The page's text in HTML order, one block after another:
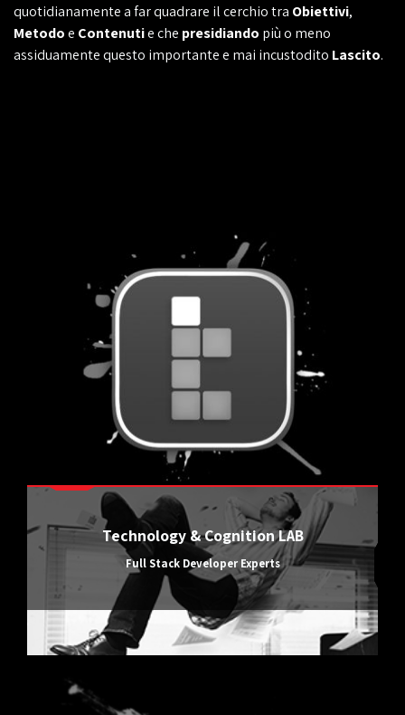
quotidianamente a far quadrare il cerchio tra Obiettivi,
Metodoe Contenutie che presidiando più o meno
assiduamente questo importante e mai incustodito Lascito.
Technology & Cognition LAB
Full Stack Developer Experts